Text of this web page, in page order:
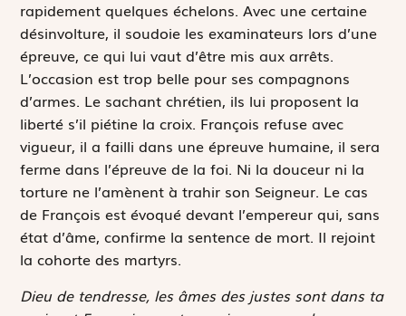
rapidement quelques échelons. Avec une certaine
désinvolture, il soudoie les examinateurs lors d’une
épreuve, ce qui lui vaut d’être mis aux arrêts.
L’occasion est trop belle pour ses compagnons
d’armes. Le sachant chrétien, ils lui proposent la
liberté s’il piétine la croix. François refuse avec
vigueur, il a failli dans une épreuve humaine, il sera
ferme dans l’épreuve de la foi. Ni la douceur ni la
torture ne l’amènent à trahir son Seigneur. Le cas
de François est évoqué devant l’empereur qui, sans
état d’âme, confirme la sentence de mort. Il rejoint
la cohorte des martyrs.
Dieu de tendresse, les âmes des justes sont dans ta